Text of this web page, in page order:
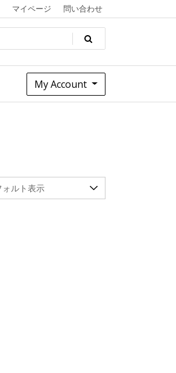
マイページ 問い合わせ
My Account